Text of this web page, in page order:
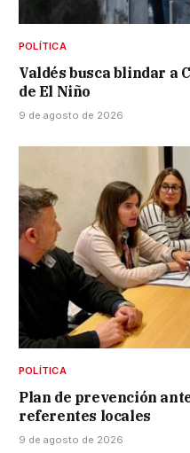
POLÍTICA
Valdés busca blindar a
de El Niño
9 de agosto de 2026
POLÍTICA
Plan de prevención
referentes locales
9 de agosto de 2026